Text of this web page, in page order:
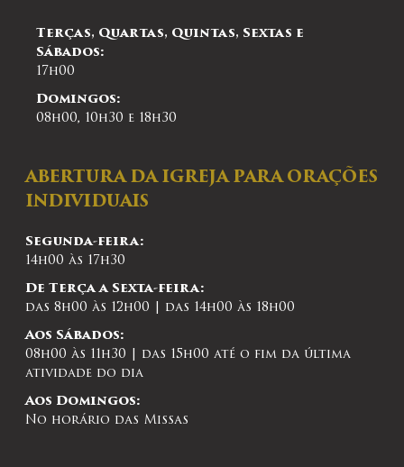
Terças, Quartas, Quintas, Sextas e
Sábados:
17h00
Domingos:
08h00, 10h30 e 18h30
ABERTURA DA IGREJA PARA ORAÇÕES
INDIVIDUAIS
Segunda-feira:
14h00 às 17h30
De Terça a Sexta-feira:
das 8h00 às 12h00 | das 14h00 às 18h00
Aos Sábados:
08h00 às 11h30 | das 15h00 até o fim da última
atividade do dia
Aos Domingos:
No horário das Missas